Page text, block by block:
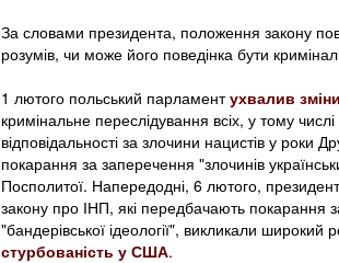
За словами президента, положення закону
розумів, чи може його поведінка бути
1 лютого польський парламентухвалив зміни
кримінальне переслідування всіх, у тому
відповідальності за злочини нацистів у роки
покарання за заперечення "злочинів
Посполитої. Напередодні, 6 лютого,
закону про ІНП, які передбачають покарання
"бандерівської ідеології", викликали широкий
стурбованість у США.